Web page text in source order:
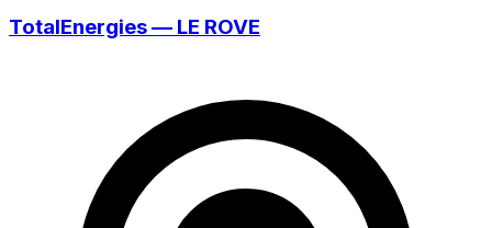
TotalEnergies — LE ROVE